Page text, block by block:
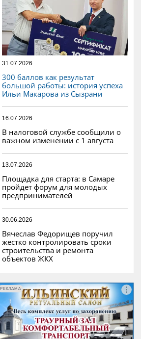
31.07.2026
300 баллов как результат
большой работы: история успеха
Ильи Макарова из Сызрани
16.07.2026
В налоговой службе сообщили о
важном изменении с 1 августа
13.07.2026
Площадка для старта: в Самаре
пройдет форум для молодых
предпринимателей
30.06.2026
Вячеслав Федорищев поручил
жестко контролировать сроки
строительства и ремонта
объектов ЖКХ
РЕКЛАМА